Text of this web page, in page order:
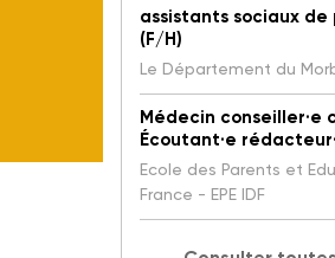
assistants sociaux de
(F/H)
Le Département du
Médecin conseiller·e
Écoutant·e
Ecole des Parents et
France - EPE IDF